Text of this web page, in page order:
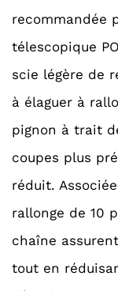
recommandée
télescopique
scie légère de
à élaguer à
pignon à trait
coupes plus
réduit.
rallonge de 10
chaîne
tout en